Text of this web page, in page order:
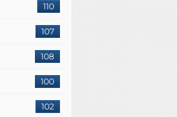
110
107
108
100
102